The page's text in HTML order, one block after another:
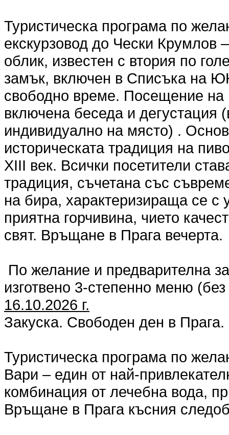
Туристическа програма по
екскурзовод до Чески Крумлов
облик, известен с втория по
замък, включен в Списъка на
свободно време. Посещение на
включена беседа и дегустация
индивидуално на място) .
историческата традиция на
ХІІІ век. Всички посетители
традиция, съчетана със
на бира, характеризираща се с
приятна горчивина, чието
свят. Връщане в Прага вечерта.
По желание и предварителна
изготвено 3-степенно меню
16.10.2026 г.
Закуска. Свободен ден в
Туристическа програма по
Вари – един от най-
комбинация от лечебна вода,
Връщане в Прага късния